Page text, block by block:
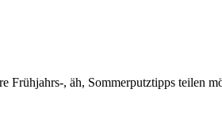
Frühjahrs-, äh, Sommerputztipps teilen